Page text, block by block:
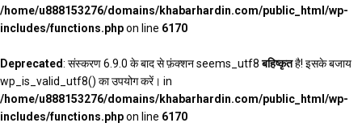
/home/u888153276/domains/khabarhardin.com/public_html/wp-
includes/functions.phpon line 6170
Deprecated: संस्करण 6.9.0 के बाद से फ़ंक्शन seems_utf8बहिष्कृतहै! इसके बजाय
wp_is_valid_utf8() का उपयोग करें। in
/home/u888153276/domains/khabarhardin.com/public_html/wp-
includes/functions.phpon line 6170